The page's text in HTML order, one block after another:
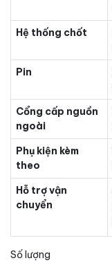
Hệ thống chốt
Pin
Cổng cấp nguồn
ngoài
Phụ kiện kèm
theo
Hỗ trợ vận
chuyển
Số lượng